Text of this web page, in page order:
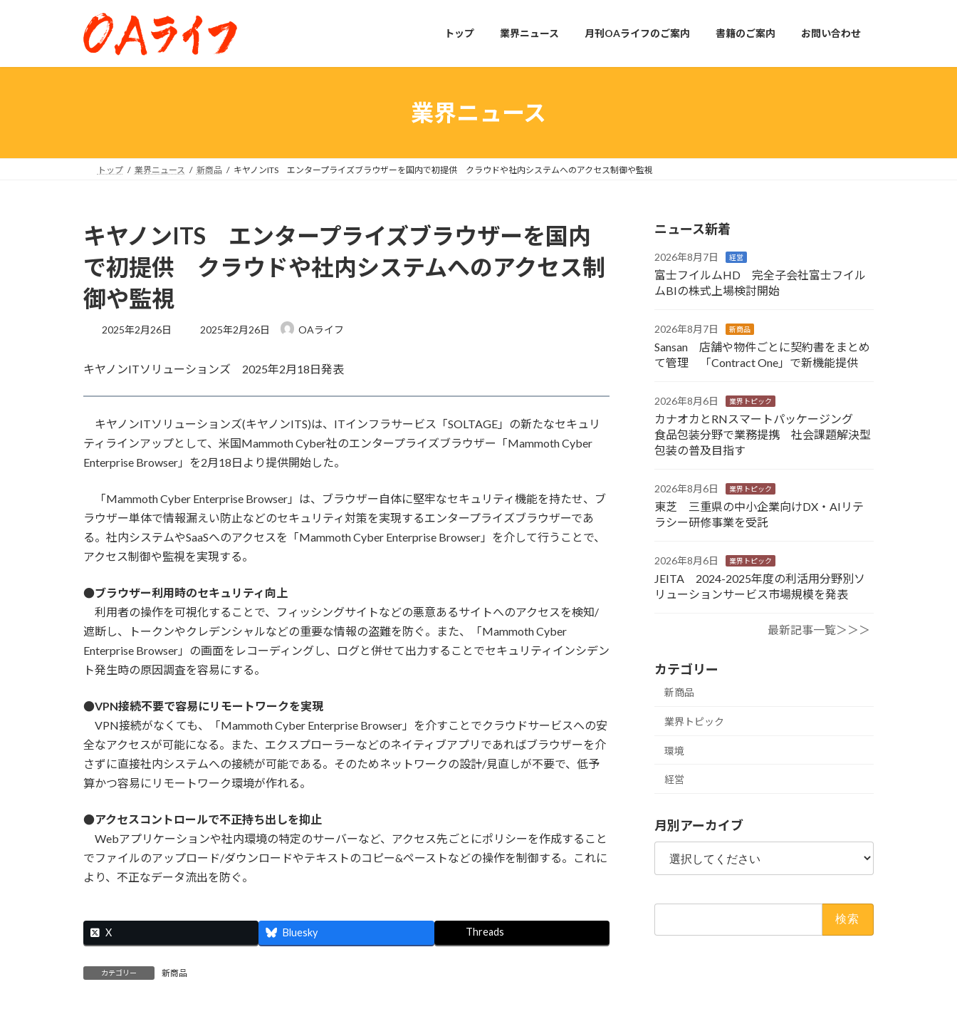
プ
動
トップ 業界ニュース 月刊OAライフのご案内 書籍のご案内 お問い合わせ
業界ニュース
トップ 業界ニュース 新商品 キヤノンITS エンタープライズブラウザーを国内で初提供 クラウドや社内システムへのアクセス制御や監視
キヤノンITS エンタープライズブラウザーを国内
で初提供 クラウドや社内システムへのアクセス制
御や監視
2025年2月26日
最
新
時
2025年2月26日 OAライフ
キヤノンITソリューションズ 2025年2月18日発表
キヤノンITソリューションズ(キヤノンITS)は、ITインフラサービス「SOLTAGE」の新たなセキュリ
ティラインアップとして、米国Mammoth Cyber社のエンタープライズブラウザー「Mammoth Cyber
Enterprise Browser」を2月18日より提供開始した。
「Mammoth Cyber Enterprise Browser」は、ブラウザー自体に堅牢なセキュリティ機能を持たせ、ブ
ラウザー単体で情報漏えい防止などのセキュリティ対策を実現するエンタープライズブラウザーであ
る。社内システムやSaaSへのアクセスを「Mammoth Cyber Enterprise Browser」を介して行うことで、
アクセス制御や監視を実現する。
●ブラウザー利用時のセキュリティ向上
利用者の操作を可視化することで、フィッシングサイトなどの悪意あるサイトへのアクセスを検知/
遮断し、トークンやクレデンシャルなどの重要な情報の盗難を防ぐ。また、「Mammoth Cyber
Enterprise Browser」の画面をレコーディングし、ログと併せて出力することでセキュリティインシデン
ト発生時の原因調査を容易にする。
●VPN接続不要で容易にリモートワークを実現
VPN接続がなくても、「Mammoth Cyber Enterprise Browser」を介すことでクラウドサービスへの安
全なアクセスが可能になる。また、エクスプローラーなどのネイティブアプリであればブラウザーを介
さずに直接社内システムへの接続が可能である。そのためネットワークの設計/見直しが不要で、低予
算かつ容易にリモートワーク環境が作れる。
●アクセスコントロールで不正持ち出しを抑止
Webアプリケーションや社内環境の特定のサーバーなど、アクセス先ごとにポリシーを作成すること
でファイルのアップロード/ダウンロードやテキストのコピー&ペーストなどの操作を制御する。これに
より、不正なデータ流出を防ぐ。
X Bluesky Threads
カテゴリー 新商品
ニュース新着
2026年8月7日 経営
富士フイルムHD 完全子会社富士フイル
ムBIの株式上場検討開始
2026年8月7日 新商品
Sansan 店舗や物件ごとに契約書をまとめ
て管理 「Contract One」で新機能提供
2026年8月6日 業界トピック
カナオカとRNスマートパッケージング
食品包装分野で業務提携 社会課題解決型
包装の普及目指す
2026年8月6日 業界トピック
東芝 三重県の中小企業向けDX・AIリテ
ラシー研修事業を受託
2026年8月6日 業界トピック
JEITA 2024-2025年度の利活用分野別ソ
リューションサービス市場規模を発表
最新記事一覧＞＞＞
カテゴリー
新商品
業界トピック
環境
経営
月別アーカイブ